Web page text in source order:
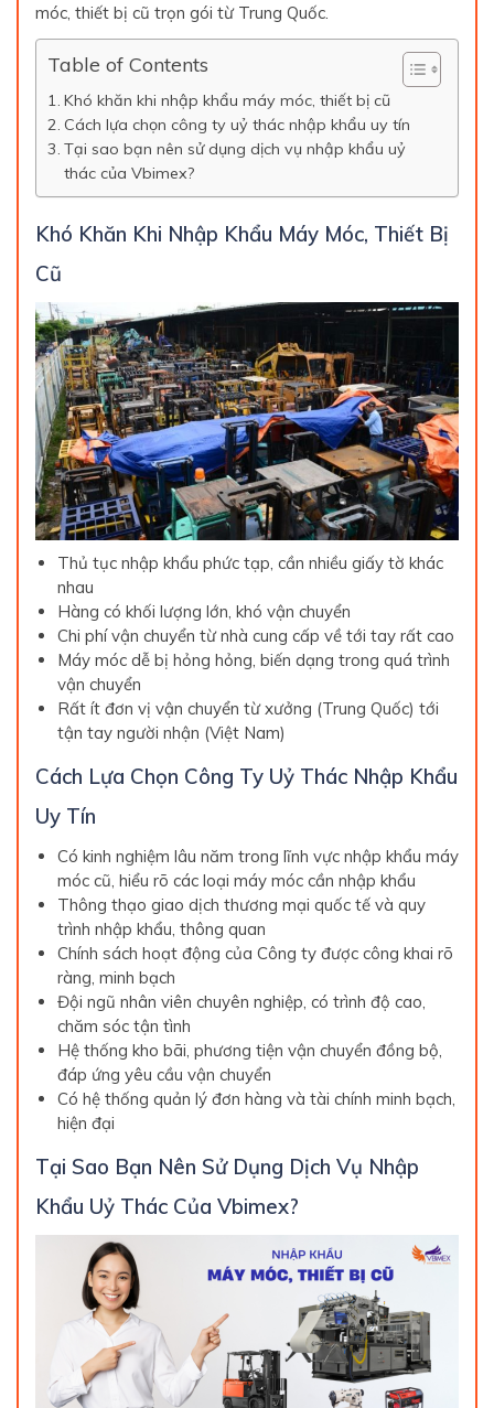
móc, thiết bị cũ trọn gói từ Trung Quốc.
Table of Contents
Khó khăn khi nhập khẩu máy móc, thiết bị cũ
Cách lựa chọn công ty uỷ thác nhập khẩu uy tín
Tại sao bạn nên sử dụng dịch vụ nhập khẩu uỷ
thác của Vbimex?
Khó Khăn Khi Nhập Khẩu Máy Móc, Thiết Bị
Cũ
Thủ tục nhập khẩu phức tạp, cần nhiều giấy tờ khác
nhau
Hàng có khối lượng lớn, khó vận chuyển
Chi phí vận chuyển từ nhà cung cấp về tới tay rất cao
Máy móc dễ bị hỏng hỏng, biến dạng trong quá trình
vận chuyển
Rất ít đơn vị vận chuyển từ xưởng (Trung Quốc) tới
tận tay người nhận (Việt Nam)
Cách Lựa Chọn Công Ty Uỷ Thác Nhập Khẩu
Uy Tín
Có kinh nghiệm lâu năm trong lĩnh vực nhập khẩu máy
móc cũ, hiểu rõ các loại máy móc cần nhập khẩu
Thông thạo giao dịch thương mại quốc tế và quy
trình nhập khẩu, thông quan
Chính sách hoạt động của Công ty được công khai rõ
ràng, minh bạch
Đội ngũ nhân viên chuyên nghiệp, có trình độ cao,
chăm sóc tận tình
Hệ thống kho bãi, phương tiện vận chuyển đồng bộ,
đáp ứng yêu cầu vận chuyển
Có hệ thống quản lý đơn hàng và tài chính minh bạch,
hiện đại
Tại Sao Bạn Nên Sử Dụng Dịch Vụ Nhập
Khẩu Uỷ Thác Của Vbimex?